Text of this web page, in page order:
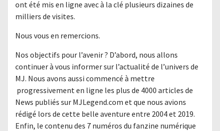
ont été mis en ligne avec à la clé plusieurs dizaines de
milliers de visites.
Nous vous en remercions.
Nos objectifs pour l’avenir ? D’abord, nous allons
continuer à vous informer sur l’actualité de l’univers de
MJ. Nous avons aussi commencé à mettre
progressivement en ligne les plus de 4000 articles de
News publiés sur MJLegend.com et que nous avions
rédigé lors de cette belle aventure entre 2004 et 2019.
Enfin, le contenu des 7 numéros du fanzine numérique